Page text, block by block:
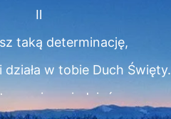
Ⅱ
taką determinację,
działa w tobie Duch Święty.
musisz wiedzieć,